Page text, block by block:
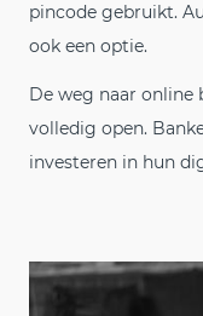
pincode gebruikt.
ook een optie.
De weg naar online
volledig open.
investeren in hun